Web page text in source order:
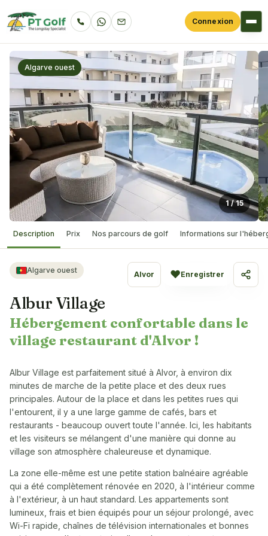
Connexion
Algarve ouest
1/15
Description Prix Nos parcours de golf Informations sur
Alvor ♥Enregistrer
Algarve ouest
Albur Village
Hébergement confortable dans le
village restaurant d'Alvor !
Albur Village est parfaitement situé à Alvor, à environ dix
minutes de marche de la petite place et des deux rues
principales. Autour de la place et dans les petites rues qui
l'entourent, il y a une large gamme de cafés, bars et
restaurants - beaucoup ouvert toute l'année. Ici, les habitants
et les visiteurs se mélangent d'une manière qui donne au
village son atmosphère chaleureuse et dynamique.
La zone elle-même est une petite station balnéaire agréable
qui a été complètement rénovée en 2020, à l'intérieur comme
à l'extérieur, à un haut standard. Les appartements sont
lumineux, frais et bien équipés pour un séjour prolongé, avec
Wi-Fi rapide, chaînes de télévision internationales et bonnes